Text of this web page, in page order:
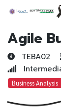
Agile
TEBA02
Business Analysis